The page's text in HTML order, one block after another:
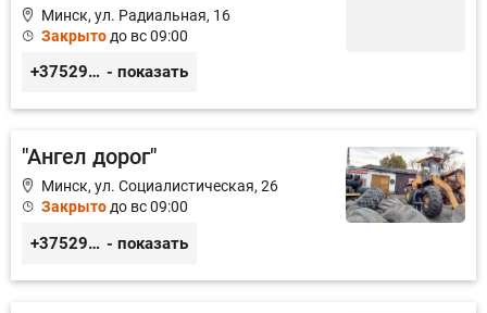
Минск, ул. Радиальная, 16
Закрыто до вс 09:00
+375296508503 - показать
"Ангел дорог"
Минск, ул. Социалистическая, 26
Закрытодо вс 09:00
+375291556141 - показать